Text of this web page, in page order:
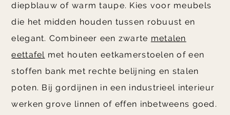
diepblauw of warm taupe. Kies voor meubels
die het midden houden tussen robuust en
elegant. Combineer een zwarte metalen
eettafel met houten eetkamerstoelen of een
stoffen bank met rechte belijning en stalen
poten. Bij gordijnen in een industrieel interieur
werken grove linnen of effen inbetweens goed.